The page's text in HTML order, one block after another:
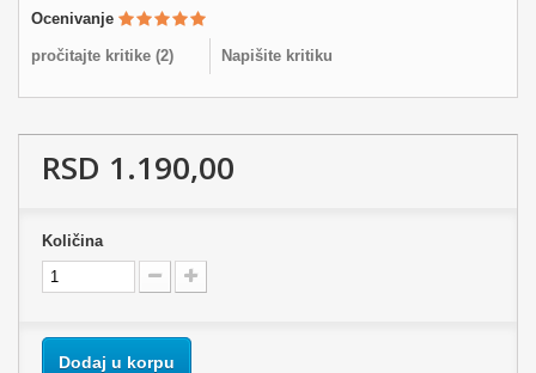
Ocenivanje
pročitajte kritike (2) Napišite kritiku
RSD 1.190,00
Količina
Dodaj u korpu